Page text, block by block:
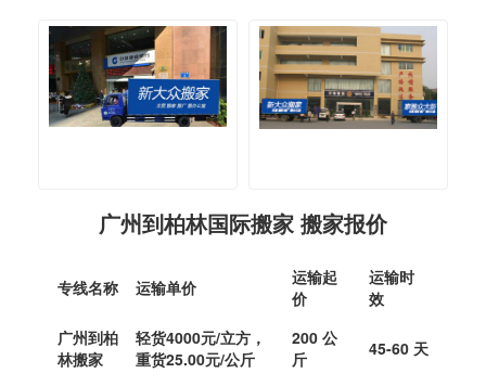
广州到柏林国际搬家 搬家报价
专线名称 运输单价
运输起
价
运输时
效
广州到柏
林搬家
轻货4000元/立方，
重货25.00元/公斤
200 公
斤
45-60 天